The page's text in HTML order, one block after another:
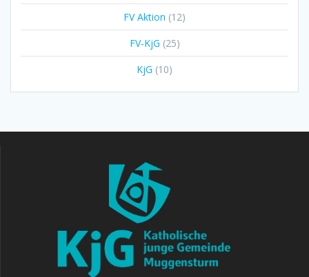
FV Aktion (12)
FV-KjG (25)
KjG (10)